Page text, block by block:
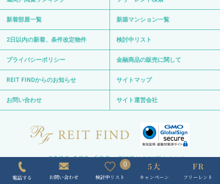
お問い合わせ サイト運営会社
0120-139-692 電話受付 24時間 年中無休
〒103-0012 東京都中央区日本橋堀留町1-8-11
日比谷線・浅草線「人形町駅」徒歩3分
Copyright © REIT FIND All Right Reserved.
電話する お問い合わせ
0
検討中リスト キャンペーン フリーレント